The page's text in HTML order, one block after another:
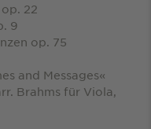
22
9
op. 75
and Messages«
Brahms für Viola,